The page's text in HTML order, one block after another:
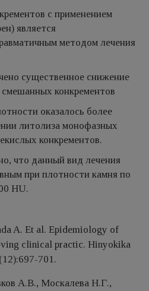
с применением
является
методом лечения
существенное снижение
конкрементов
оказалось более
литолиза монофазных
конкрементов.
что данный вид лечения
при плотности камня по
НU.
A. Et al. Epidemiology of
clinical practic. Hinyokika
701.
А.В., Москалева Н.Г.,